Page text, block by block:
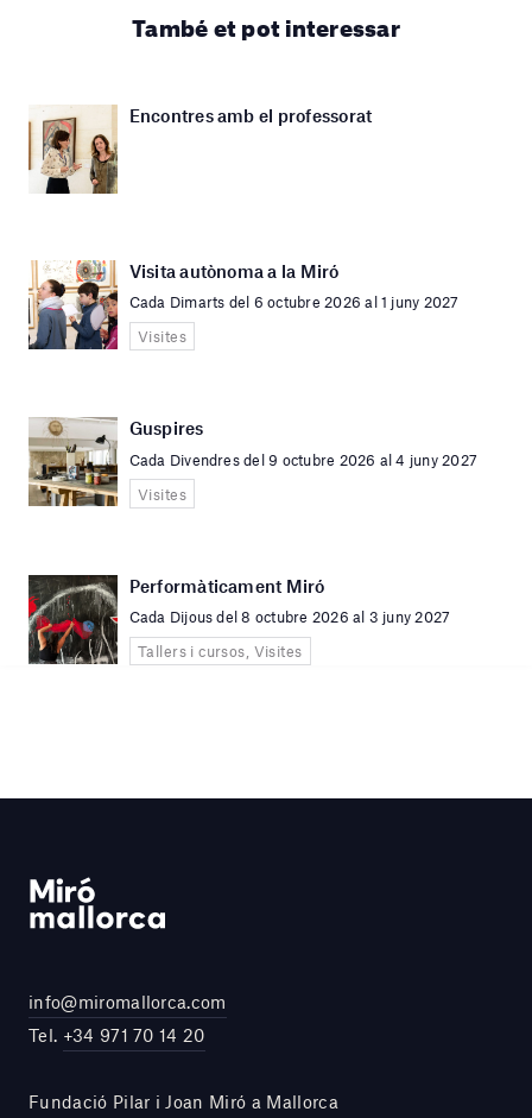
També et pot interessar
Encontres amb el professorat
Visita autònoma a la Miró
Cada Dimarts del 6 octubre 2026 al 1 juny 2027
Visites
Guspires
Cada Divendres del 9 octubre 2026 al 4 juny 2027
Visites
Performàticament Miró
Cada Dijous del 8 octubre 2026 al 3 juny 2027
Tallers i cursos, Visites
info@miromallorca.com
Tel. +34 971 70 14 20
Fundació Pilar i Joan Miró a Mallorca